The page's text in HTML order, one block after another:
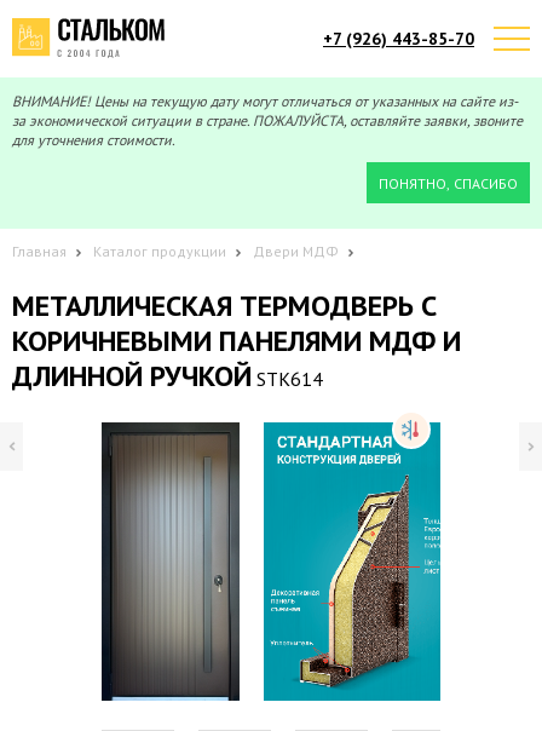
+7 (926) 443-85-70
ВНИМАНИЕ! Цены на текущую дату могут отличаться от указанных на сайте из-
за экономической ситуации в стране. ПОЖАЛУЙСТА, оставляйте заявки, звоните
для уточнения стоимости.
ПОНЯТНО, СПАСИБО
Главная Каталог продукции Двери МДФ
МЕТАЛЛИЧЕСКАЯ ТЕРМОДВЕРЬ С
КОРИЧНЕВЫМИ ПАНЕЛЯМИ МДФ И
ДЛИННОЙ РУЧКОЙ STK614
Telegram
Max